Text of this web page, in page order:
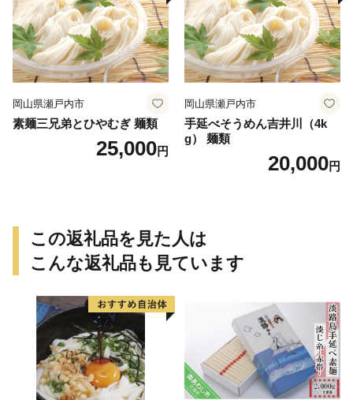
岡山県瀬戸内市
素麺三兄弟とひやむぎ 麺類
25,000円
岡山県瀬戸内市
手延べそうめん吉井川（4k
g） 麺類
20,000円
この返礼品を見た人は
こんな返礼品も見ています